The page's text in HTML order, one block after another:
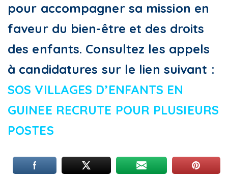
pour accompagner sa mission en
faveur du bien-être et des droits
des enfants. Consultez les appels
à candidatures sur le lien suivant :
SOS VILLAGES D’ENFANTS EN
GUINEE RECRUTE POUR PLUSIEURS
POSTES